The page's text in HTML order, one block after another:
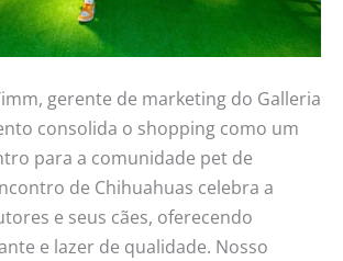
gerente de marketing do Galleria
consolida o shopping como um
para a comunidade pet de
de Chihuahuas celebra a
e seus cães, oferecendo
e lazer de qualidade. Nosso